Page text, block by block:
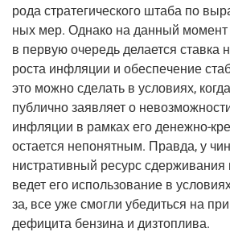
рода стра­те­ги­че­ско­го шта­ба по
ных мер. Одна­ко на дан­ный момент
в первую оче­редь дела­ет­ся став­ка
роста инфля­ции и обес­пе­че­ние
это мож­но сде­лать в усло­ви­ях,
пуб­лич­но заяв­ля­ет о
инфля­ции в рам­ках его денеж­но-
оста­ет­ся непо­нят­ным. Прав­да, у
ни­стра­тив­ный ресурс сдер­жи­ва­ния
ведет его исполь­зо­ва­ние в
за, все уже смог­ли убе­дить­ся на
дефи­ци­та бен­зи­на и дизтоплива.